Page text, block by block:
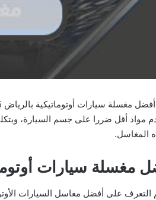
مواد أقل ضررا على جسم السيارة،
المغاسل.
مغسلة سيارات
التعرف على أفضل مغاسل السيارات